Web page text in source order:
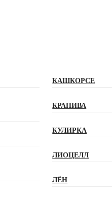
КАШКОРСЕ
КРАПИВА
КУЛИРКА
ЛИОЦЕЛЛ
ЛЁН